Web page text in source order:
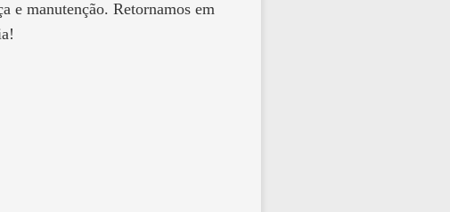
e manutenção. Retornamos em